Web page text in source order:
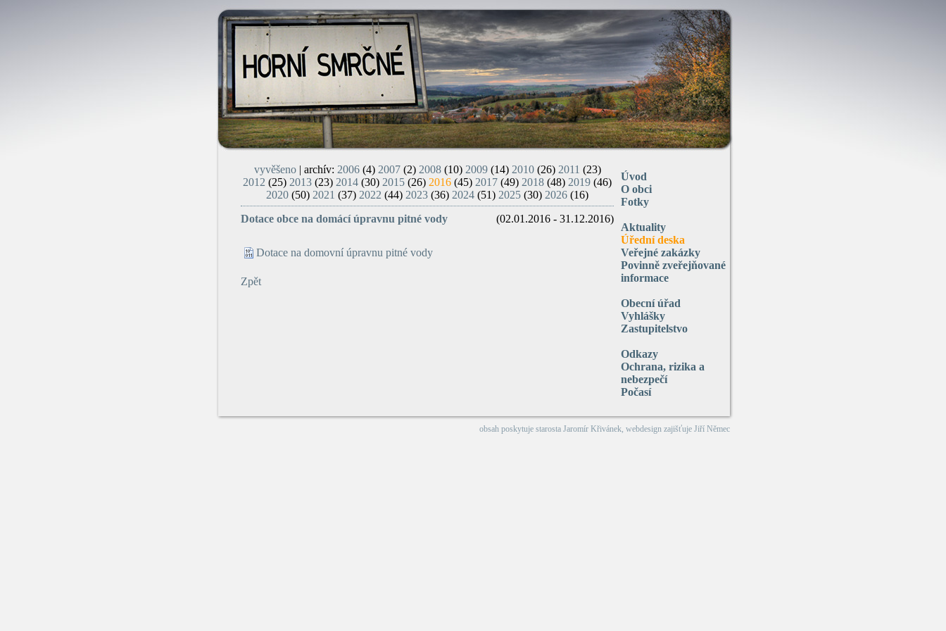
vyvěšeno| archív: 2006 (4) 2007 (2) 2008 (10) 2009 (14) 2010 (26) 2011 (23)
2012 (25) 2013 (23) 2014 (30) 2015 (26) 2016 (45) 2017 (49) 2018 (48) 2019 (46)
2020 (50) 2021 (37) 2022 (44) 2023 (36) 2024 (51) 2025 (30) 2026 (16)
Dotace obce na domácí úpravnu pitné vody
(02.01.2016 - 31.12.2016)
Dotace na domovní úpravnu pitné vody
Zpět
Úvod
O obci
Fotky
Aktuality
Úřední deska
Veřejné zakázky
Povinně zveřejňované
informace
Obecní úřad
Vyhlášky
Zastupitelstvo
Odkazy
Ochrana, rizika a
nebezpečí
Počasí
obsah poskytuje starosta Jaromír Křivánek, webdesign zajišťuje Jiří Němec